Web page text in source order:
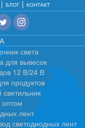
БЛОГ КОНТАКТ
света
для вывесок
12 В/24 В
продуктов
лент
светодиодных лент